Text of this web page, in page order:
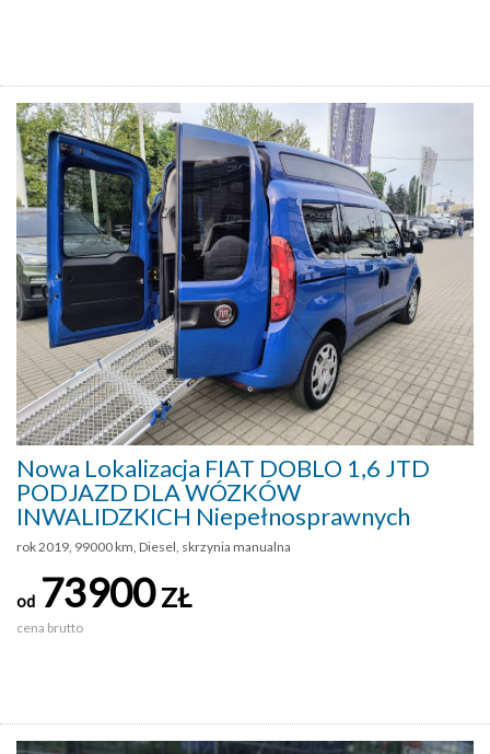
Nowa Lokalizacja FIAT DOBLO 1,6 JTD
PODJAZD DLA WÓZKÓW
INWALIDZKICH Niepełnosprawnych
rok 2019, 99000 km, Diesel, skrzynia manualna
od 73900ZŁ
cena brutto